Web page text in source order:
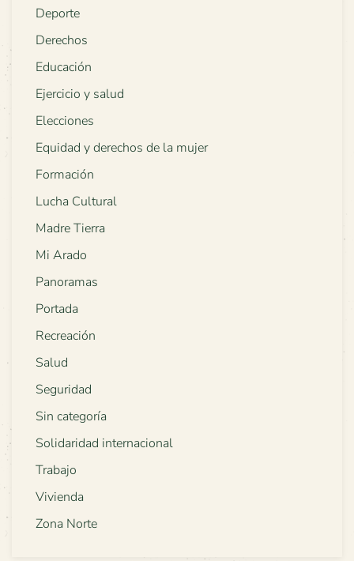
Deporte
Derechos
Educación
Ejercicio y salud
Elecciones
Equidad y derechos de la mujer
Formación
Lucha Cultural
Madre Tierra
Mi Arado
Panoramas
Portada
Recreación
Salud
Seguridad
Sin categoría
Solidaridad internacional
Trabajo
Vivienda
Zona Norte